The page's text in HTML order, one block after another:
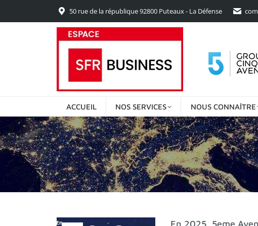
50 rue de la république 92800 Puteaux - La Défense
ACCUEIL NOS SERVICES NOUS CONNAÎTRE
En 2025, 5eme